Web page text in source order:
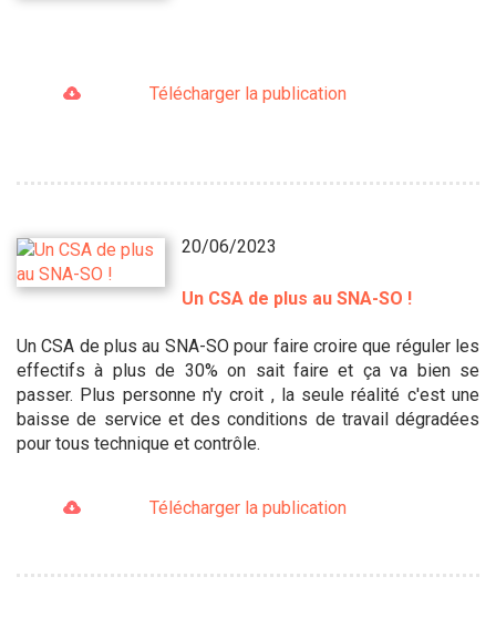
Télécharger la publication
20/06/2023
Un CSA de plus au SNA-SO !
Un CSA de plus au SNA-SO pour faire croire que réguler les
effectifs à plus de 30% on sait faire et ça va bien se
passer. Plus personne n'y croit , la seule réalité c'est une
baisse de service et des conditions de travail dégradées
pour tous technique et contrôle.
Télécharger la publication